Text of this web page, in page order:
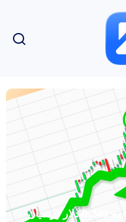
افزایش قیمت Stellar (XLM) به 0.249 دلار در میان